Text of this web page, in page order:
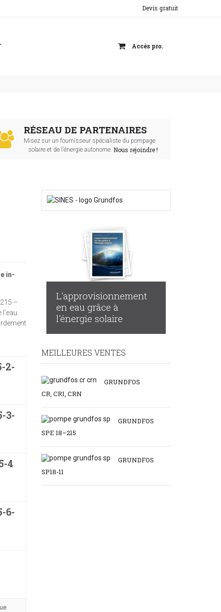
Devis gratuit
Accès pro.
RÉSEAU DE PARTENAIRES
Misez sur un fournisseur spécialiste du pompage
solaire et de l’énergie autonome. Nous rejoindre !
in-
–
2-
3-
4
6-
L'approvisionnement
en eau grâce à
l'énergie solaire
MEILLEURES VENTES
GRUNDFOS
CR, CRI, CRN
GRUNDFOS
SPE 18–215
GRUNDFOS
SP18-11